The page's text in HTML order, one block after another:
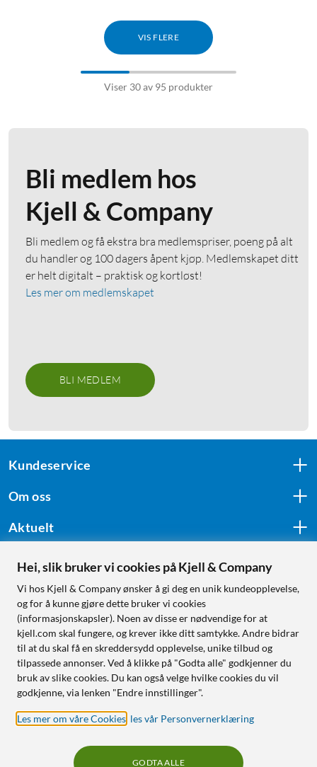
VIS FLERE
Viser 30 av 95 produkter
Bli medlem hos
Kjell & Company
Bli medlem og få ekstra bra medlemspriser, poeng på alt
du handler og 100 dagers åpent kjøp. Medlemskapet ditt
er helt digitalt – praktisk og kortløst!
Les mer om medlemskapet
BLI MEDLEM
Kundeservice
Om oss
Aktuelt
Følg oss
Handle fra:
Sverige
Norge
Hei, slik bruker vi cookies på Kjell & Company
Vi hos Kjell & Company ønsker å gi deg en unik kundeopplevelse,
og for å kunne gjøre dette bruker vi cookies
(informasjonskapsler). Noen av disse er nødvendige for at
kjell.com skal fungere, og krever ikke ditt samtykke. Andre bidrar
til at du skal få en skreddersydd opplevelse, unike tilbud og
tilpassede annonser. Ved å klikke på "Godta alle" godkjenner du
bruk av slike cookies. Du kan også velge hvilke cookies du vil
godkjenne, via lenken "Endre innstillinger".
Les mer om våre Cookies les vår Personvernerklæring
GODTA ALLE